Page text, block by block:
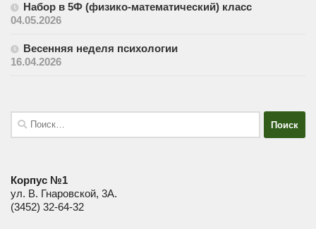
Набор в 5Ф (физико-математический) класс
04.05.2026
Весенняя неделя психологии
16.04.2026
Найти:
Корпус №1
ул. В. Гнаровской, 3А.
(3452) 32-64-32